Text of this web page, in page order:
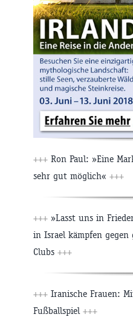
+++ Ron Paul: »Eine
sehr gut möglich« +++
+++ »Lasst uns in
in Israel kämpfen
Clubs +++
+++ Iranische Frauen:
Fußballspiel +++